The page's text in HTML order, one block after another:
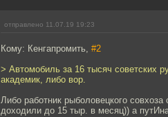
отправлено 11.07.19 19:23
Кому: Кенгапромить, #2
> Автомобиль за 16 тысяч советских
академик, либо вор.
Либо работник рыболовецкого
доходили до 15 тыр. в месяц)) а